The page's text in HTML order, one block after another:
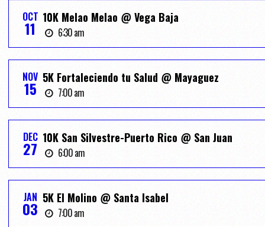
OCT
11
10K Melao Melao @ Vega Baja
6:30 am
NOV
15
5K Fortaleciendo tu Salud @ Mayaguez
7:00 am
DEC
27
10K San Silvestre-Puerto Rico @ San Juan
6:00 am
JAN
03
5K El Molino @ Santa Isabel
7:00 am